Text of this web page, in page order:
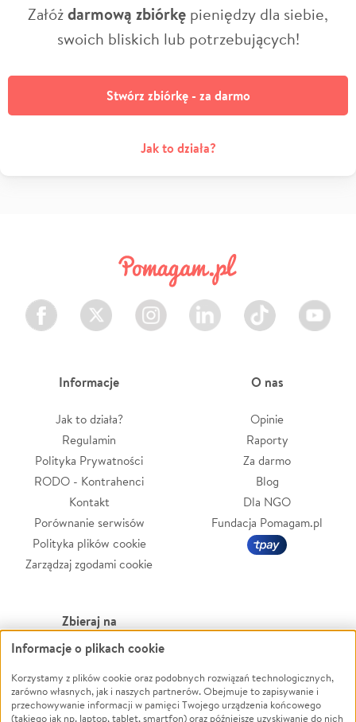
Załóżdarmową zbiórkę pieniędzy dla siebie,
swoich bliskich lub potrzebujących!
Stwórz zbiórkę - za darmo
Jak to działa?
Facebook Twitter Instagram LinkedIn TikTok Youtube
Informacje
Jak to działa?
Regulamin
Polityka Prywatności
RODO - Kontrahenci
Kontakt
Porównanie serwisów
Polityka plików cookie
Zarządzaj zgodami cookie
O nas
Opinie
Raporty
Za darmo
Blog
Dla NGO
Fundacja Pomagam.pl
Zbieraj na
Leczenie
Zwierzęta
Pożar
Powódź
Wichura
Informacje o plikach cookie
Korzystamy z plików cookie oraz podobnych rozwiązań technologicznych,
zarówno własnych, jak i naszych partnerów. Obejmuje to zapisywanie i
przechowywanie informacji w pamięci Twojego urządzenia końcowego
(takiego jak np. laptop, tablet, smartfon) oraz późniejsze uzyskiwanie do nich